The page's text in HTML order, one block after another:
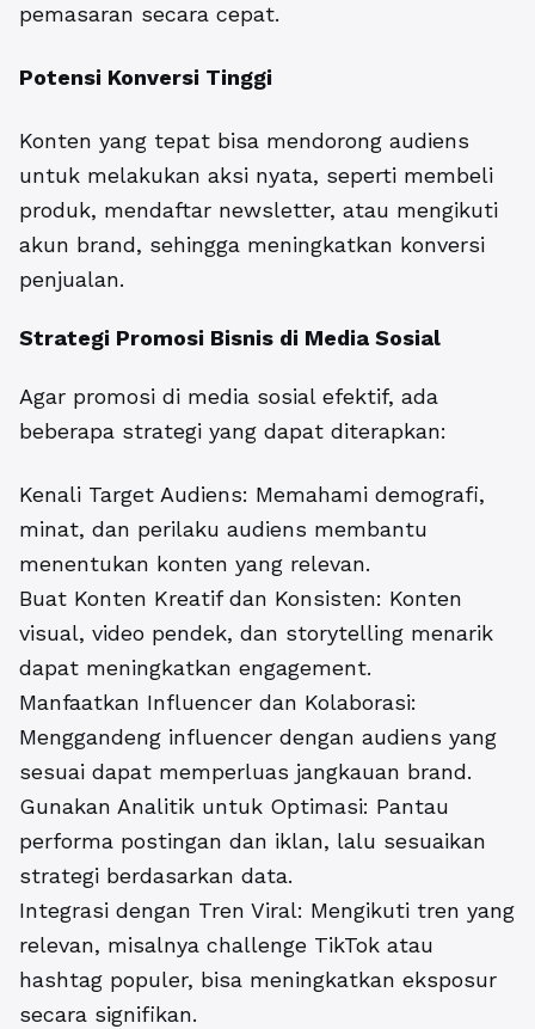
pemasaran secara cepat.
Potensi Konversi Tinggi
Konten yang tepat bisa mendorong audiens
untuk melakukan aksi nyata, seperti membeli
produk, mendaftar newsletter, atau mengikuti
akun brand, sehingga meningkatkan konversi
penjualan.
Strategi Promosi Bisnis di Media Sosial
Agar promosi di media sosial efektif, ada
beberapa strategi yang dapat diterapkan:
Kenali Target Audiens: Memahami demografi,
minat, dan perilaku audiens membantu
menentukan konten yang relevan.
Buat Konten Kreatif dan Konsisten: Konten
visual, video pendek, dan storytelling menarik
dapat meningkatkan engagement.
Manfaatkan Influencer dan Kolaborasi:
Menggandeng influencer dengan audiens yang
sesuai dapat memperluas jangkauan brand.
Gunakan Analitik untuk Optimasi: Pantau
performa postingan dan iklan, lalu sesuaikan
strategi berdasarkan data.
Integrasi dengan Tren Viral: Mengikuti tren yang
relevan, misalnya challenge TikTok atau
hashtag populer, bisa meningkatkan eksposur
secara signifikan.